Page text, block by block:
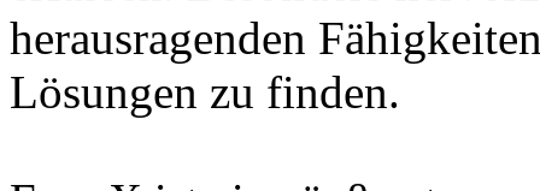
herausragenden
Lösungen zu finden.